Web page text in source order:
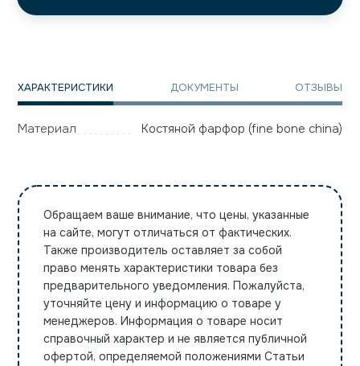
ХАРАКТЕРИСТИКИ ДОКУМЕНТЫ ОТЗЫВЫ
Материал Костяной фарфор (fine bone china)
Обращаем ваше внимание, что цены, указанные
на сайте, могут отличаться от фактических.
Также производитель оставляет за собой
право менять характеристики товара без
предварительного уведомления. Пожалуйста,
уточняйте цену и информацию о товаре у
менеджеров. Информация о товаре носит
справочный характер и не является публичной
офертой, определяемой положениями Статьи